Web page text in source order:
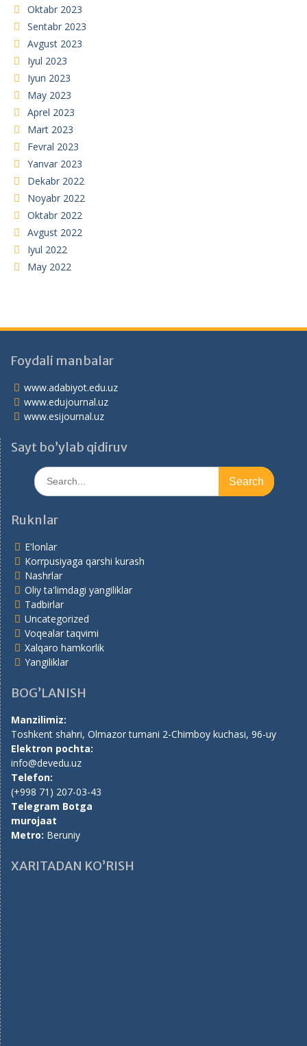
Oktabr 2023
Sentabr 2023
Avgust 2023
Iyul 2023
Iyun 2023
May 2023
Aprel 2023
Mart 2023
Fevral 2023
Yanvar 2023
Dekabr 2022
Noyabr 2022
Oktabr 2022
Avgust 2022
Iyul 2022
May 2022
Foydali manbalar
www.adabiyot.edu.uz
www.edujournal.uz
www.esijournal.uz
Sayt bo’ylab qidiruv
Search
for:
Ruknlar
E'lonlar
Korrpusiyaga qarshi kurash
Nashrlar
Oliy ta'limdagi yangiliklar
Tadbirlar
Uncategorized
Voqealar taqvimi
Xalqaro hamkorlik
Yangiliklar
BOG’LANISH
Manzilimiz:
Toshkent shahri, Olmazor tumani 2-Chimboy kuchasi, 96-uy
Elektron pochta:
info@devedu.uz
Telefon:
(+998 71) 207-03-43
Telegram Botga
murojaat
Metro: Beruniy
XARITADAN KO’RISH